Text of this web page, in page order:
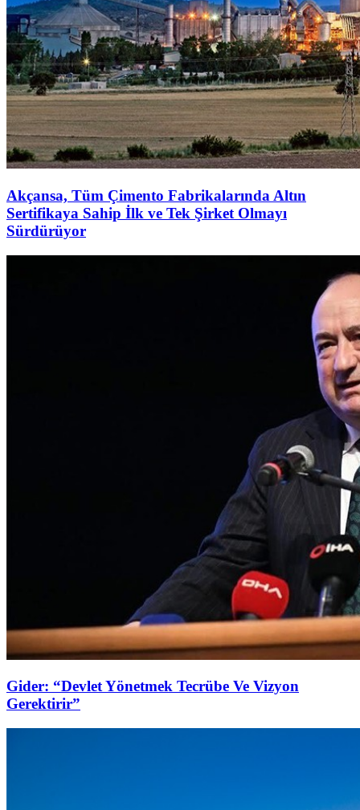
Akçansa, Tüm Çimento Fabrikalarında Altın
Sertifikaya Sahip İlk ve Tek Şirket Olmayı
Sürdürüyor
Gider: “Devlet Yönetmek Tecrübe Ve Vizyon
Gerektirir”